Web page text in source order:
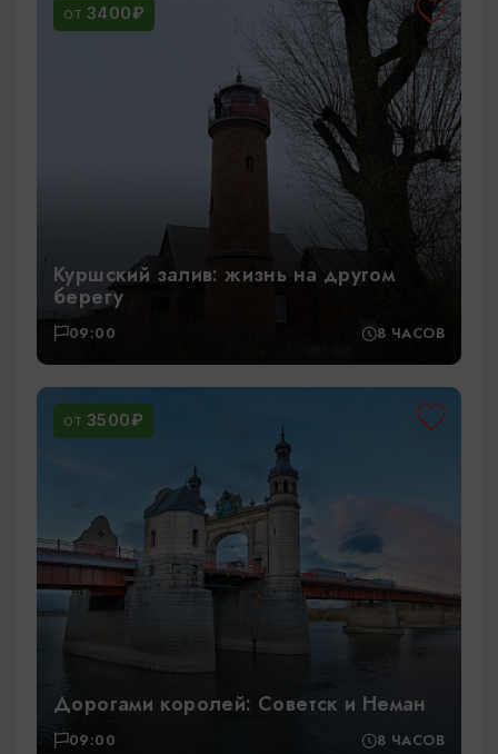
ОТ 3400₽
Куршский залив: жизнь на другом
берегу
09:00 8 ЧАСОВ
ОТ 3500₽
Дорогами королей: Советск и Неман
09:00 8 ЧАСОВ